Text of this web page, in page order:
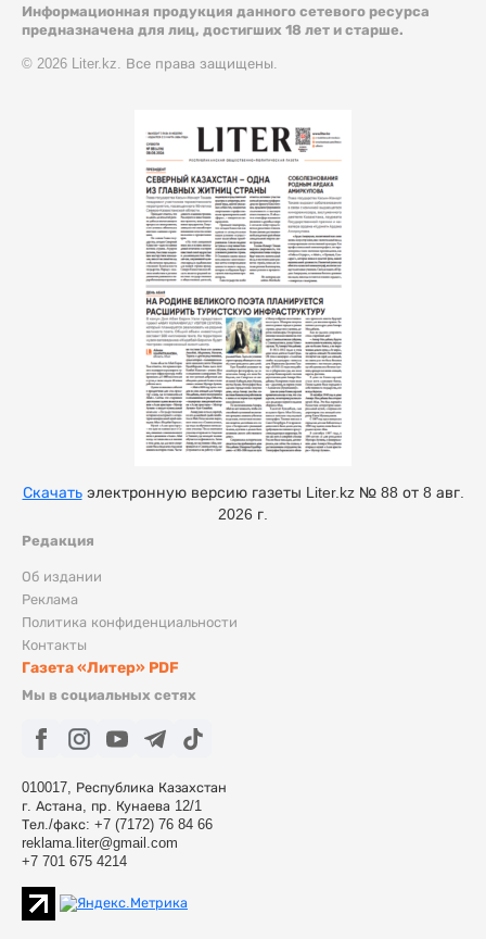
Информационная продукция данного сетевого ресурса
предназначена для лиц, достигших 18 лет и старше.
© 2026 Liter.kz. Все права защищены.
Редакция
Об издании
Реклама
Политика конфиденциальности
Контакты
Газета «Литер» PDF
Мы в социальных сетях
010017, Республика Казахстан
г. Астана, пр. Кунаева 12/1
Тел./факс: +7 (7172) 76 84 66
reklama.liter@gmail.com
+7 701 675 4214
Скачатьэлектронную версию газеты Liter.kz № 88 от 8 авг.
2026 г.